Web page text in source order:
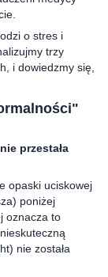
o stres i
trzy
i dowiedzmy się,
przestała
opaski uciskowej
poniżej
oznacza to
nie została